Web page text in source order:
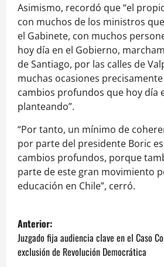
Asimismo, recordó que “el
con muchos de los ministros
el Gabinete, con muchos
hoy día en el Gobierno,
de Santiago, por las calles de
muchas ocasiones
cambios profundos que hoy día
planteando”.
“Por tanto, un mínimo de
por parte del presidente Boric
cambios profundos, porque
parte de este gran movimiento
educación en Chile”, cerró.
N
a
Anterior:
Juzgado fija audiencia clave en el Caso
exclusión de Revolución Democrática